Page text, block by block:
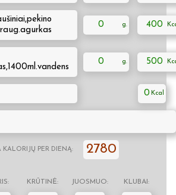
0 400
0 500
0
KALORIJŲ PER DIENĄ: 2780
KRŪTINĖ: JUOSMUO: KLUBAI: